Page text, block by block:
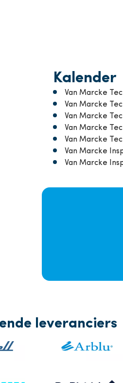
Kalender
Van Marcke
Van Marcke
Van Marcke
Van Marcke
Van Marcke
Van Marcke
Van Marcke
leveranciers